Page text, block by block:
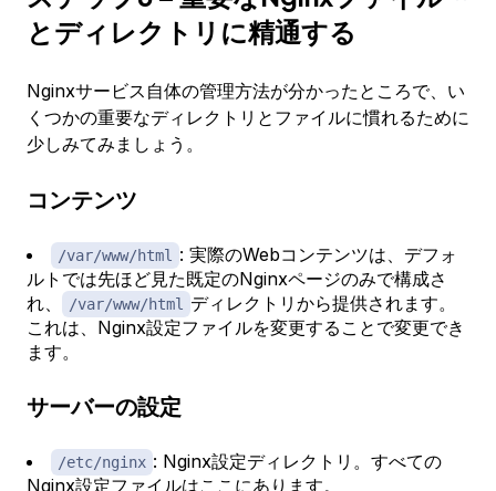
とディレクトリに精通する
Nginxサービス自体の管理方法が分かったところで、い
くつかの重要なディレクトリとファイルに慣れるために
少しみてみましょう。
コンテンツ
/var/www/html : 実際のWebコンテンツは、デフォ
ルトでは先ほど見た既定のNginxページのみで構成さ
れ、
/var/www/html ディレクトリから提供されます。
これは、Nginx設定ファイルを変更することで変更でき
ます。
サーバーの設定
/etc/nginx : Nginx設定ディレクトリ。すべての
Nginx設定ファイルはここにあります。